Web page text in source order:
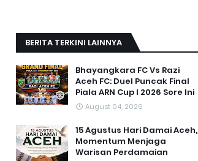
BERITA TERKINI LAINNYA
Bhayangkara FC Vs Razi
Aceh FC: Duel Puncak Final
Piala ARN Cup I 2026 Sore Ini
August 04, 2026
15 Agustus Hari Damai Aceh,
Momentum Menjaga
Warisan Perdamaian